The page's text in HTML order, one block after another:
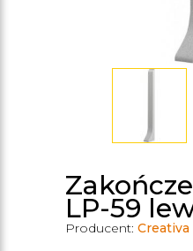
LP-59
Producent: Creativa